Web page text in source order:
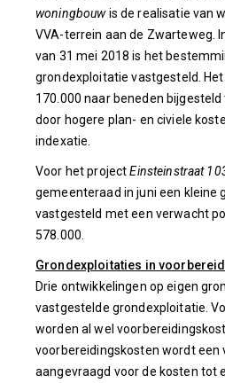
woningbouw is de realisatie van
VVA-terrein aan de Zwarteweg.
van 31 mei 2018 is het
grondexploitatie vastgesteld.
170.000 naar beneden
door hogere plan- en civiele
indexatie.
Voor het projectEinsteinstraat
gemeenteraad in juni een kleine
vastgesteld met een verwacht
578.000.
Grondexploitaties in
Drie ontwikkelingen op eigen
vastgestelde grondexploitatie.
worden al wel
voorbereidingskosten wordt een
aangevraagd voor de kosten tot